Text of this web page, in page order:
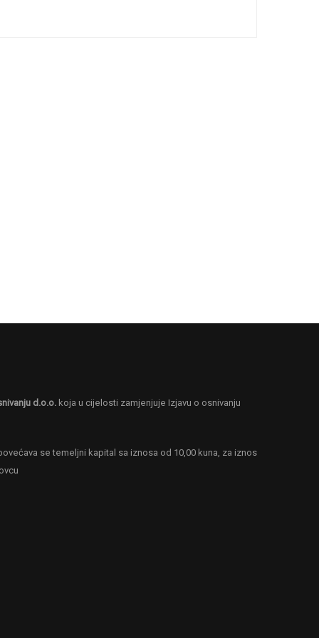
d.o.o.koja u cijelosti zamjenjuje Izjavu o osnivanju
se temeljni kapital sa iznosa od 10,00 kuna, za iznos